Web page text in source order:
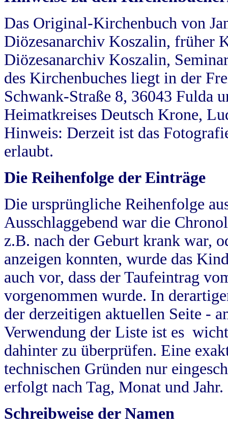
Das Original-Kirchenbuch von
Diözesanarchiv Koszalin, früher
Diözesanarchiv Koszalin,
des Kirchenbuches liegt in der
Schwank-Straße 8, 36043 Fulda
Heimatkreises Deutsch Krone,
Hinweis: Derzeit ist das
erlaubt.
Die Reihenfolge der Einträge
Die ursprüngliche Reihenfolge
Ausschlaggebend war die
z.B. nach der Geburt krank war,
anzeigen konnten, wurde das
auch vor, dass der Taufeintrag
vorgenommen wurde. In
der derzeitigen aktuellen Seite -
Verwendung der Liste ist es
dahinter zu überprüfen. Eine
technischen Gründen nur
erfolgt nach Tag, Monat und Jahr.
Schreibweise der Namen